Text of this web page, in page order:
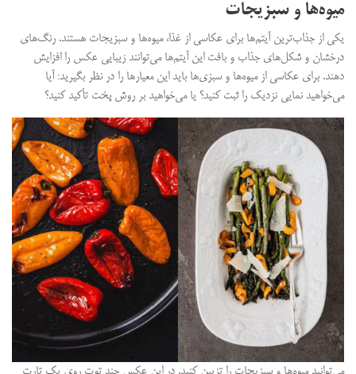
میوه‌ها و سبزیجات
یکی از جذاب‌ترین آیتم‌ها برای عکاسی از غذا، میوه‌ها و سبزیجات هستند. رنگ‌های
درخشان و شکل‌های جذاب و بافت این آیتم‌ها می‌توانند زیبایی عکس را افزایش
دهند. برای عکاسی از میوه‌ها و سبزی‌ها باید این معیارها را در نظر بگیرید: آیا
می‌خواهید نمایی نزدیک را ثبت کنید؟ یا می‌خواهید بر روش پخت تأکید کنید؟